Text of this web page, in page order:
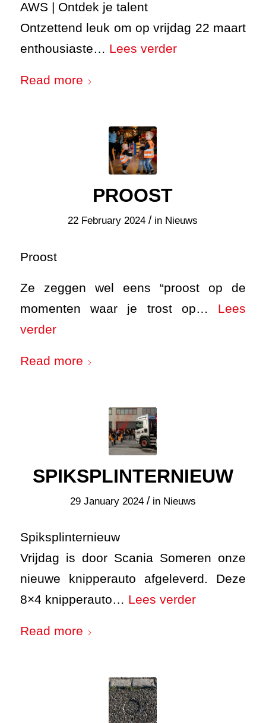
AWS | Ontdek je talent
Ontzettend leuk om op vrijdag 22 maart
enthousiaste… Lees verder
Read more
PROOST
22 February 2024 / in Nieuws
Proost
Ze zeggen wel eens “proost op de
momenten waar je trost op… Lees
verder
Read more
SPIKSPLINTERNIEUW
29 January 2024 / in Nieuws
Spiksplinternieuw
Vrijdag is door Scania Someren onze
nieuwe knipperauto afgeleverd. Deze
8×4 knipperauto… Lees verder
Read more